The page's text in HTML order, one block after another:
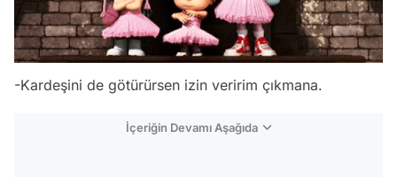
-Kardeşini de götürürsen izin veririm çıkmana.
İçeriğin Devamı Aşağıda